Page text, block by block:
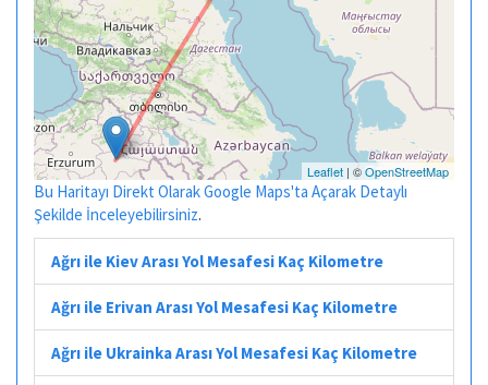
Leaflet | ©OpenStreetMap
Bu Haritayı Direkt Olarak Google Maps'ta Açarak Detaylı
Şekilde İnceleyebilirsiniz.
Ağrı ile Kiev Arası Yol Mesafesi Kaç Kilometre
Ağrı ile Erivan Arası Yol Mesafesi Kaç Kilometre
Ağrı ile Ukrainka Arası Yol Mesafesi Kaç Kilometre